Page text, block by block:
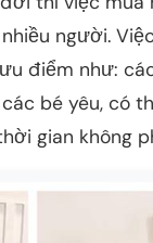
người.
điểm như:
bé yêu, có
gian không